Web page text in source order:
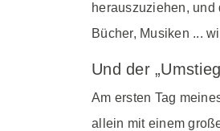
herauszuziehen, und
Bücher, Musiken ...
Und der
Am ersten Tag
allein mit einem